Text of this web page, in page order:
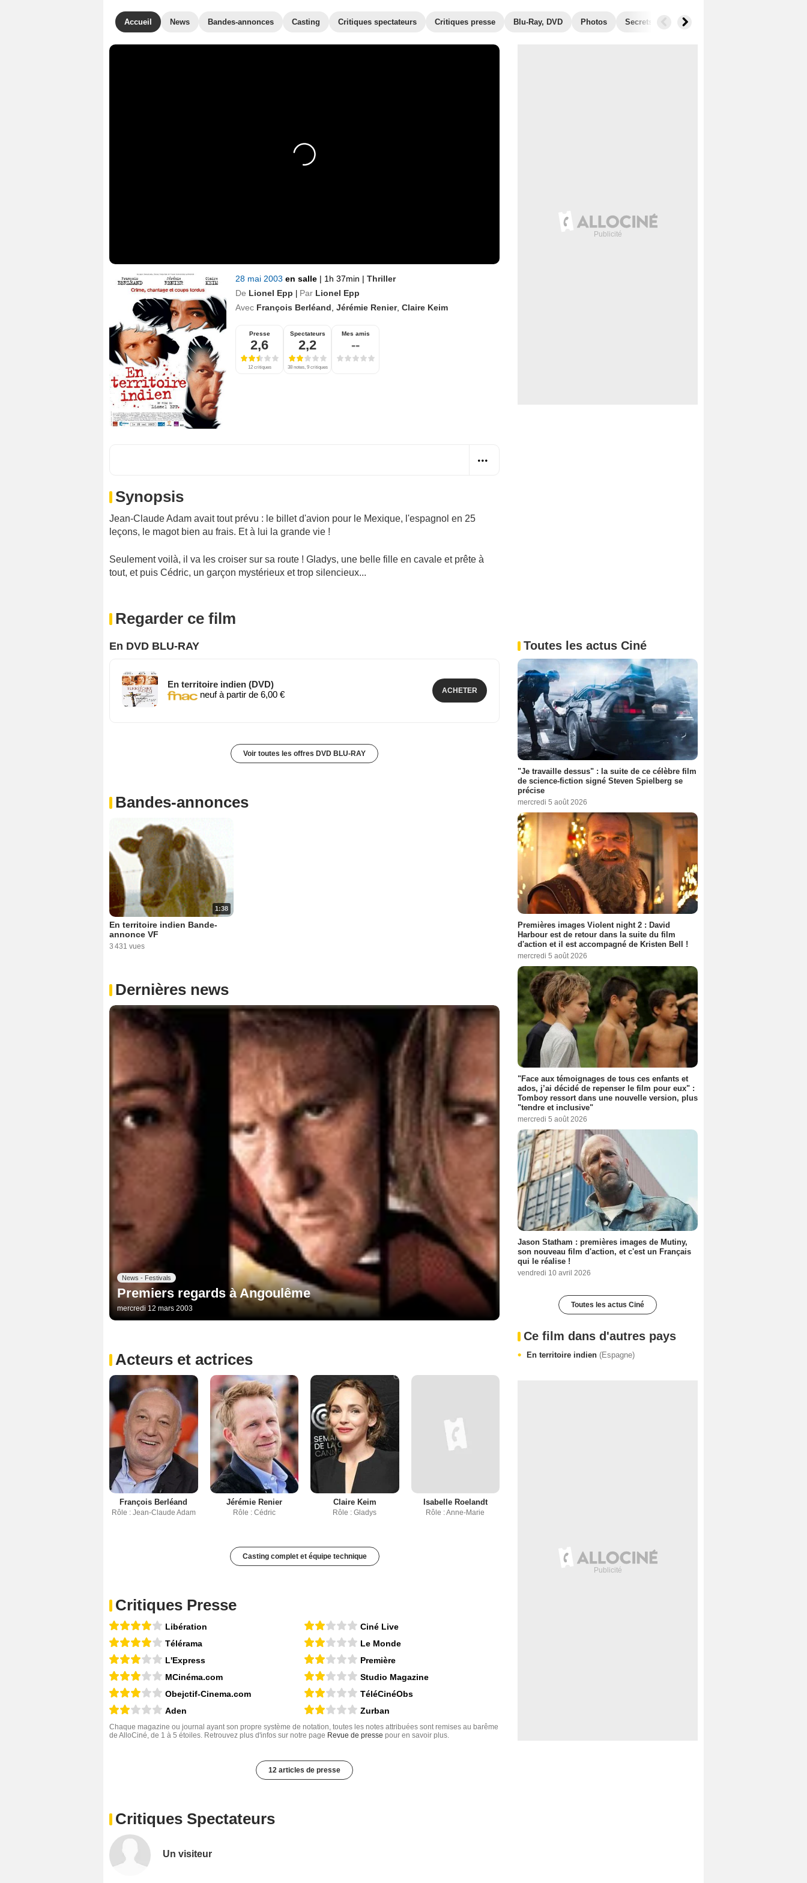
Accueil News Bandes-annonces Casting Critiques spectateurs Critiques presse Blu-Ray, DVD Photos Secrets de tournage
28 mai 2003 en salle | 1h 37min | Thriller
De Lionel Epp | Par Lionel Epp
Avec François Berléand Jérémie Renier, Claire Keim
Presse
2,6
12 critiques
Spectateurs
2,2
38 notes, 9 critiques
Mes amis
--
Synopsis
Jean-Claude Adam avait tout prévu : le billet d'avion pour le Mexique, l'espagnol en 25
leçons, le magot bien au frais. Et à lui la grande vie !
Seulement voilà, il va les croiser sur sa route ! Gladys, une belle fille en cavale et prête à
tout, et puis Cédric, un garçon mystérieux et trop silencieux...
Regarder ce film
En DVD BLU-RAY
En territoire indien (DVD)
neuf à partir de 6,00 €
ACHETER
Voir toutes les offres DVD BLU-RAY
Bandes-annonces
1:38
En territoire indien Bande-
annonce VF
3 431 vues
Dernières news
News - Festivals
Premiers regards à Angoulême
mercredi 12 mars 2003
Acteurs et actrices
François Berléand
Rôle : Jean-Claude Adam
Jérémie Renier
Rôle : Cédric
Claire Keim
Rôle : Gladys
Isabelle Roelandt
Rôle : Anne-Marie
Casting complet et équipe technique
Critiques Presse
Libération
Télérama
L'Express
MCinéma.com
Obejctif-Cinema.com
Aden
Ciné Live
Le Monde
Première
Studio Magazine
TéléCinéObs
Zurban
Chaque magazine ou journal ayant son propre système de notation, toutes les notes attribuées sont remises au barême
de AlloCiné, de 1 à 5 étoiles. Retrouvez plus d'infos sur notre page Revue de presse pour en savoir plus.
12 articles de presse
Critiques Spectateurs
Un visiteur
Toutes les actus Ciné
"Je travaille dessus" : la suite de ce célèbre film
de science-fiction signé Steven Spielberg se
précise
mercredi 5 août 2026
Premières images Violent night 2 : David
Harbour est de retour dans la suite du film
d'action et il est accompagné de Kristen Bell !
mercredi 5 août 2026
"Face aux témoignages de tous ces enfants et
ados, j’ai décidé de repenser le film pour eux" :
Tomboy ressort dans une nouvelle version, plus
"tendre et inclusive"
mercredi 5 août 2026
Jason Statham : premières images de Mutiny,
son nouveau film d'action, et c'est un Français
qui le réalise !
vendredi 10 avril 2026
Toutes les actus Ciné
Ce film dans d'autres pays
En territoire indien (Espagne)